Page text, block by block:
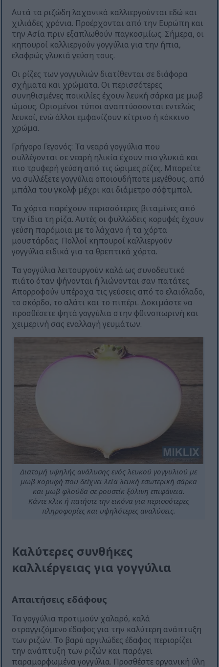
Αυτά τα ριζώδη λαχανικά καλλιεργούνται εδώ και
χιλιάδες χρόνια. Προέρχονται από την Ευρώπη και
την Ασία πριν εξαπλωθούν παγκοσμίως. Σήμερα, οι
κηπουροί καλλιεργούν γογγύλια για την ήπια,
ελαφρώς γλυκιά γεύση τους.
Οι ρίζες των γογγυλιών διατίθενται σε διάφορα
σχήματα και χρώματα. Οι περισσότερες
συνηθισμένες ποικιλίες έχουν λευκή σάρκα με μωβ
ώμους. Ορισμένοι τύποι αναπτύσσονται εντελώς
λευκοί, ενώ άλλοι εμφανίζουν κίτρινο ή κόκκινο
χρώμα.
Γρήγορο Γεγονός: Τα νεαρά γογγύλια που
συλλέγονται σε νεαρή ηλικία έχουν πιο γλυκιά και
πιο τρυφερή γεύση από τις ώριμες ρίζες. Μπορείτε
να συλλέξετε γογγύλια οποιουδήποτε μεγέθους, από
μπάλα του γκολφ μέχρι και διάμετρο σόφτμπολ.
Τα χόρτα παρέχουν περισσότερες βιταμίνες από
την ίδια τη ρίζα. Αυτές οι φυλλώδεις κορυφές έχουν
γεύση παρόμοια με το λάχανο ή τα χόρτα
μουστάρδας. Πολλοί κηπουροί καλλιεργούν
γογγύλια ειδικά για τα θρεπτικά χόρτα.
Τα γογγύλια λειτουργούν καλά ως συνοδευτικό
πιάτο όταν ψήνονται ή λιώνονται σαν πατάτες.
Απορροφούν υπέροχα τις γεύσεις από το ελαιόλαδο,
το σκόρδο, το αλάτι και το πιπέρι. Δοκιμάστε να
προσθέσετε ψητά γογγύλια στην φθινοπωρινή και
χειμερινή σας εναλλαγή γευμάτων.
Διατομή υψηλής ανάλυσης ενός λευκού γογγυλιού με
μωβ κορυφή που δείχνει λεία λευκή εσωτερική σάρκα
και μωβ φλούδα σε ρουστίκ ξύλινη επιφάνεια.
Κάντε κλικ ή πατήστε την εικόνα για περισσότερες
πληροφορίες και υψηλότερες αναλύσεις.
Καλύτερες συνθήκες
καλλιέργειας για γογγύλια
Απαιτήσεις εδάφους
Τα γογγύλια προτιμούν χαλαρό, καλά
στραγγιζόμενο έδαφος για την καλύτερη ανάπτυξη
των ριζών. Το βαρύ αργιλώδες έδαφος περιορίζει
την ανάπτυξη των ριζών και παράγει
παραμορφωμένα γογγύλια. Προσθέστε οργανική ύλη